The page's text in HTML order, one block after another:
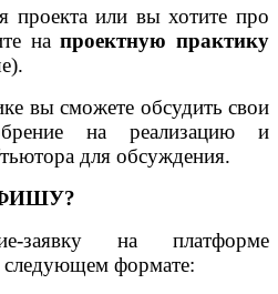
проекта или вы хотите про
напроектную практику
вы сможете обсудить свои
на реализацию и
для обсуждения.
заявку на платформе
формате: